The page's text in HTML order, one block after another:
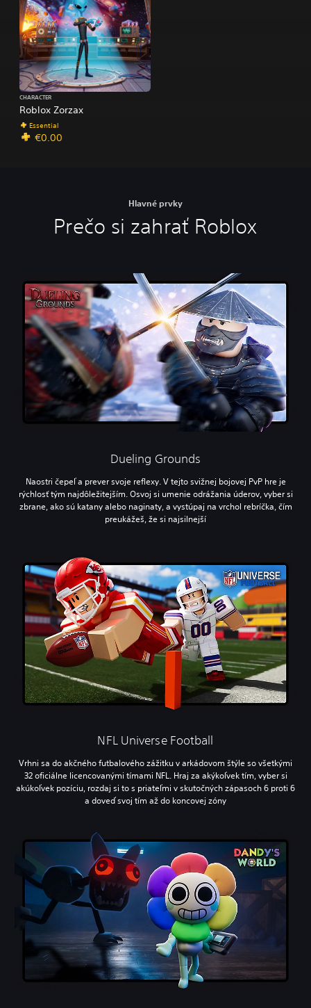
Roblox Zorzax
CHARACTER
Essential
€0.00
Hlavné prvky
Prečo si zahrať Roblox
Dueling Grounds
Naostri čepeľ a prever svoje reflexy. V tejto svižnej bojovej PvP hre je
rýchlosť tým najdôležitejším. Osvoj si umenie odrážania úderov, vyber si
zbrane, ako sú katany alebo naginaty, a vystúpaj na vrchol rebríčka, čím
preukážeš, že si najsilnejší
NFL Universe Football
Vrhni sa do akčného futbalového zážitku v arkádovom štýle so všetkými
32 oficiálne licencovanými tímami NFL. Hraj za akýkoľvek tím, vyber si
akúkoľvek pozíciu, rozdaj si to s priateľmi v skutočných zápasoch 6 proti 6
a doveď svoj tím až do koncovej zóny